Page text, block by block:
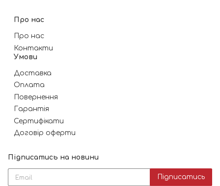
Про нас
Про нас
Контакти
Умови
Доставка
Оплата
Повернення
Гарантія
Сертифікати
Договір оферти
Підписатись на новини
Підписатись